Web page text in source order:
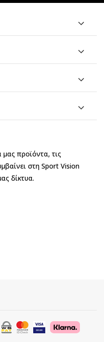
προϊόντα, τις
στη Sport Vision
δίκτυα.